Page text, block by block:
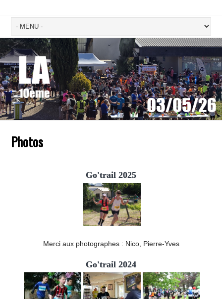
Photos
Go'trail 2025
Merci aux photographes : Nico, Pierre-Yves
Go'trail 2024